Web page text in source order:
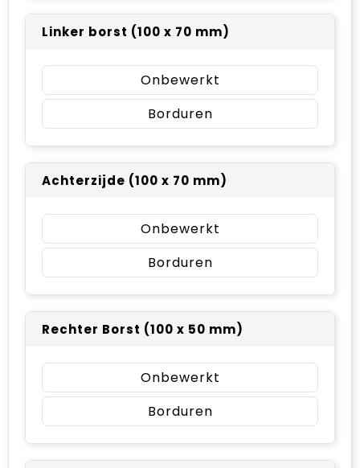
Linker borst (100 x 70 mm)
Onbewerkt
Borduren
Achterzijde (100 x 70 mm)
Onbewerkt
Borduren
Rechter Borst (100 x 50 mm)
Onbewerkt
Borduren